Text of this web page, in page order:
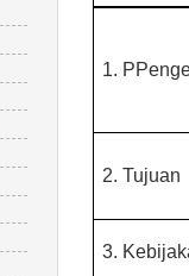
1.
2. Tujuan
3.